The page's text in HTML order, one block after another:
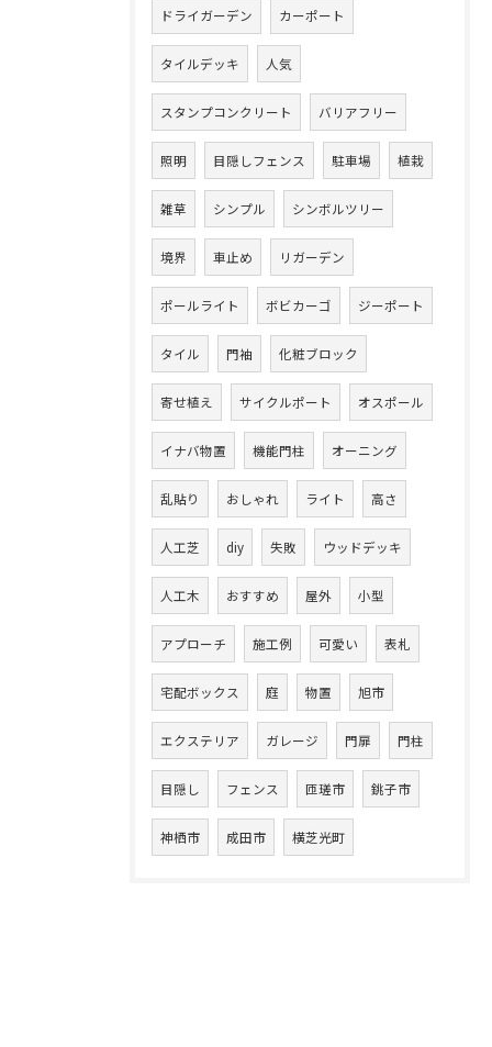
ドライガーデン カーポート
タイルデッキ 人気
スタンプコンクリート バリアフリー
照明 目隠しフェンス 駐車場 植栽
雑草 シンプル シンボルツリー
境界 車止め リガーデン
ポールライト ボビカーゴ ジーポート
タイル 門袖 化粧ブロック
寄せ植え サイクルポート オスポール
イナバ物置 機能門柱 オーニング
乱貼り おしゃれ ライト 高さ
人工芝 diy 失敗 ウッドデッキ
人工木 おすすめ 屋外 小型
アプローチ 施工例 可愛い 表札
宅配ボックス 庭 物置 旭市
エクステリア ガレージ 門扉 門柱
目隠し フェンス 匝瑳市 銚子市
神栖市 成田市 横芝光町